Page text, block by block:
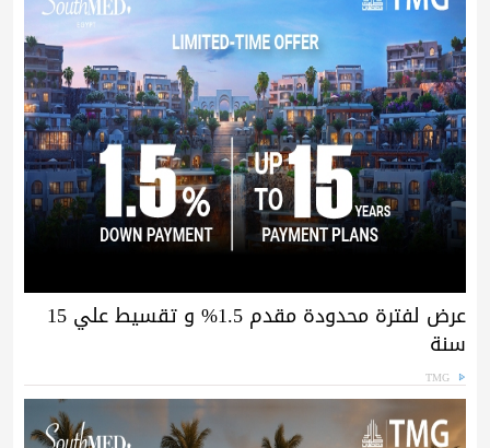
عرض لفترة محدودة مقدم 1.5% و تقسيط علي 15
سنة
TMG